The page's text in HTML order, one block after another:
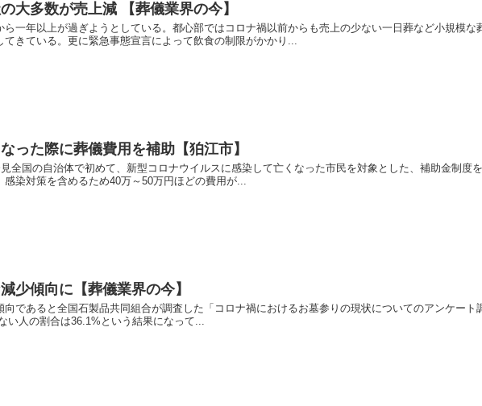
大多数が売上減 【葬儀業界の今】
一年以上が過ぎようとしている。都心部ではコロナ禍以前からも売上の少ない一日葬など小規模な
きている。更に緊急事態宣言によって飲食の制限がかかり...
った際に葬儀費用を補助【狛江市】
全国の自治体で初めて、新型コロナウイルスに感染して亡くなった市民を対象とした、補助金制度
染対策を含めるため40万～50万円ほどの費用が...
少傾向に【葬儀業界の今】
であると全国石製品共同組合が調査した「コロナ禍におけるお墓参りの現状についてのアンケート
い人の割合は36.1%という結果になって...